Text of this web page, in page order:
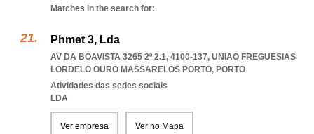
Matches in the search for:
Phmet 3, Lda
AV DA BOAVISTA 3265 2º 2.1, 4100-137, UNIAO FREGUESIAS
LORDELO OURO MASSARELOS PORTO, PORTO
Atividades das sedes sociais
LDA
Ver empresa Ver no Mapa